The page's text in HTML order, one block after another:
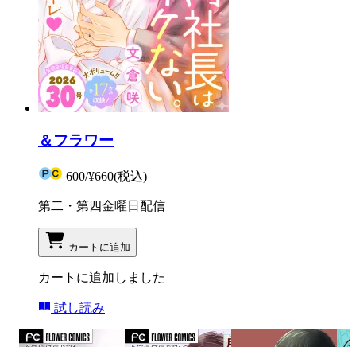
＆フラワー
600/¥660(税込)
第二・第四金曜日配信
カートに追加
カートに追加しました
試し読み